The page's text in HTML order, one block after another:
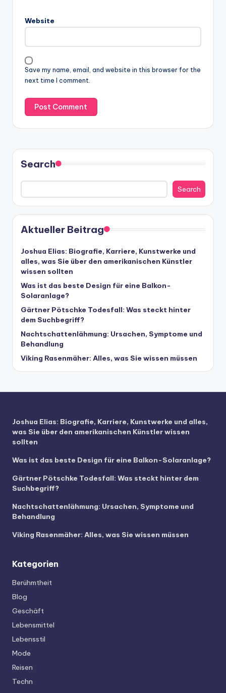
Website
Save my name, email, and website in this browser for the
next time I comment.
Search
Search
Aktueller Beitrag
Joshua Elias: Biografie, Karriere, Kunstwerke und
alles, was Sie über den amerikanischen Künstler
wissen sollten
Was ist das beste Design für eine Balkon-
Solaranlage?
Gärtner Pötschke Todesfall: Was steckt hinter
dem Suchbegriff?
Nachtschattenlähmung: Ursachen, Symptome und
Behandlung
Viking Rasenmäher: Alles, was Sie wissen müssen
Joshua Elias: Biografie, Karriere, Kunstwerke und alles,
was Sie über den amerikanischen Künstler wissen
sollten
Was ist das beste Design für eine Balkon-Solaranlage?
Gärtner Pötschke Todesfall: Was steckt hinter dem
Suchbegriff?
Nachtschattenlähmung: Ursachen, Symptome und
Behandlung
Viking Rasenmäher: Alles, was Sie wissen müssen
Kategorien
Berühmtheit
Blog
Geschäft
Lebensmittel
Lebensstil
Mode
Reisen
Techn